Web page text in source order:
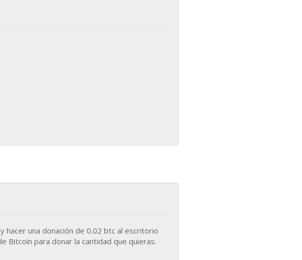
abajo para lanzar tu cliente de Bitcoin y hacer una donación de 0.02 btc al escritorio
. Alternativamente, copia y pega la dirección Bitcoin en tu cliente de Bitcoin para donar la cantidad que quieras.